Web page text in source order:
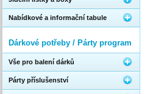
Nabídkové a informační tabule
Dárkové potřeby / Párty program
Vše pro balení dárků
Párty příslušenství